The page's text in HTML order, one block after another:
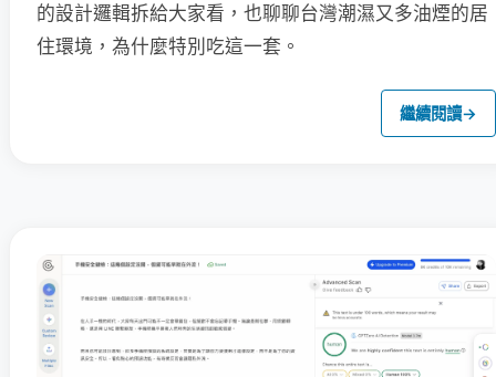
的設計邏輯拆給大家看，也聊聊台灣潮濕又多油煙的居
住環境，為什麼特別吃這一套。
繼續閱讀→